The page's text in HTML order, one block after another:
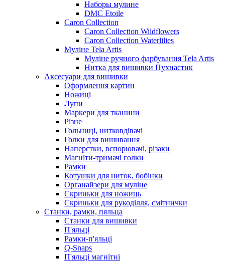
Наборы мулине
DMC Etoile
Caron Collection
Caron Collection Wildflowers
Caron Collection Waterlilies
Муліне Tela Artis
Муліне ручного фарбування Tela Artis
Нитка для вишивки Пухнастик
Аксесуари для вишивки
Оформлення картин
Ножиці
Лупи
Маркери для тканини
Різне
Гольниці, нитковдівачі
Голки для вишивання
Наперстки, вспорювачі, різаки
Магніти-тримачі голки
Рамки
Котушки для ниток, бобінки
Органайзери для муліне
Скриньки для ножиць
Скриньки для рукоділля, смітнички
Станки, рамки, пяльца
Станки для вишивки
П'яльці
Рамки-п'яльці
Q-Snaps
П'яльці магнітні